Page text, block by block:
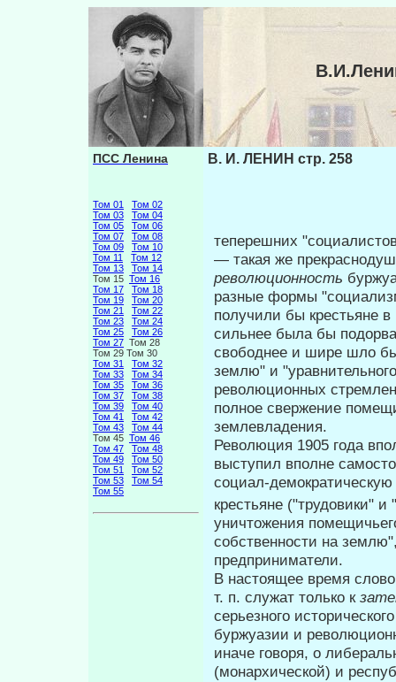
ПСС Ленина
Том 01
Том 02
Том 03
Том 04
Том 05
Том 06
Том 07
Том 08
Том 09
Том 10
Том 11
Том 12
Том 13
Том 14
Том 15 Том 16
Том 17
Том 18
Том 19
Том 20
Том 21
Том 22
Том 23
Том 24
Том 25
Том 26
Том 27 Том 28
Том 29 Том 30
Том 31
Том 32
Том 33
Том 34
Том 35
Том 36
Том 37
Том 38
Том 39
Том 40
Том 41
Том 42
Том 43
Том 44
Том 45 Том 46
Том 47
Том 48
Том 49
Том 50
Том 51
Том 52
Том 53
Том 54
Том 55
В. И. ЛЕНИН стр. 258
теперешних
— такая же
революционность
разные формы
получили бы крестьяне
сильнее была бы
свободнее и шире шло
землю" и
рево­люционных
полное свер­жение
землевладения.
Революция 1905 года
выступил вполне
социал-
крестьяне ("трудовики"
уничтожения
собственности на
предприниматели.
В настоящее время
т. п. служат только к
серьезного
буржуазии и
иначе говоря, о
(монархической) и